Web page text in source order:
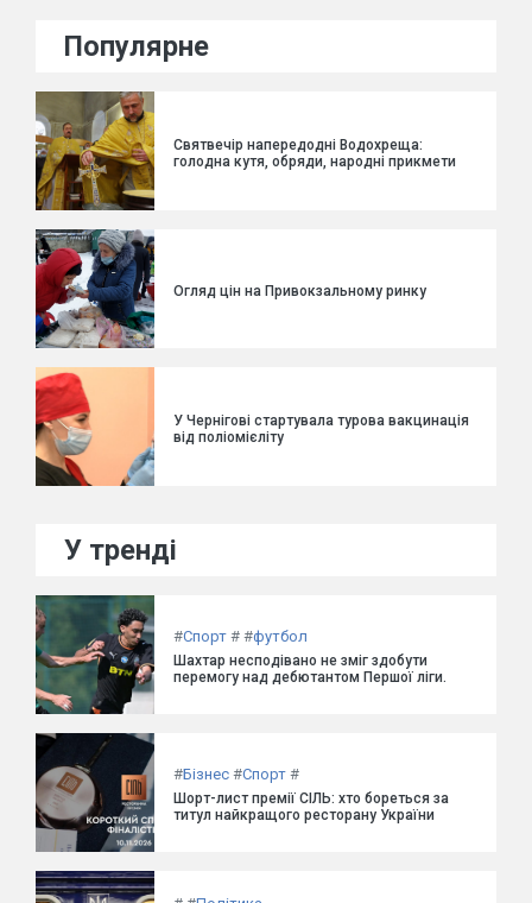
Популярне
Святвечір напередодні Водохреща:
голодна кутя, обряди, народні прикмети
Огляд цін на Привокзальному ринку
У Чернігові стартувала турова вакцинація
від поліомієліту
У тренді
#Спорт # #футбол
Шахтар несподівано не зміг здобути
перемогу над дебютантом Першої ліги.
#Бізнес #Спорт #
Шорт-лист премії СІЛЬ: хто бореться за
титул найкращого ресторану України